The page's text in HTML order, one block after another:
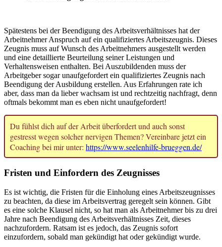
Spätestens bei der Beendigung des Arbeitsverhältnisses hat der
Arbeitnehmer Anspruch auf ein qualifiziertes Arbeitszeugnis. Dieses
Zeugnis muss auf Wunsch des Arbeitnehmers ausgestellt werden
und eine detaillierte Beurteilung seiner Leistungen und
Verhaltensweisen enthalten. Bei Auszubildenden muss der
Arbeitgeber sogar unaufgefordert ein qualifiziertes Zeugnis nach
Beendigung der Ausbildung erstellen. Aus Erfahrungen rate ich
aber, dass man da lieber wachsam ist und rechtzeitig nachfragt, denn
oftmals bekommt man es eben nicht unaufgefordert!
Du fühlst dich auf der Arbeit überfordert und auch sonst
gestresst wegen solcher nervigen Themen? Vereinbare jetzt ein
Coaching bei mir unter: https://www.seelenhilfe-brueggen.de/
Fristen und Einfordern des Zeugnisses
Es ist wichtig, die Fristen für die Einholung eines Arbeitszeugnisses
zu beachten, da diese im Arbeitsvertrag geregelt sein können. Gibt
es eine solche Klausel nicht, so hat man als Arbeitnehmer bis zu drei
Jahre nach Beendigung des Arbeitsverhältnisses Zeit, dieses
nachzufordern. Ratsam ist es jedoch, das Zeugnis sofort
einzufordern, sobald man gekündigt hat oder gekündigt wurde.